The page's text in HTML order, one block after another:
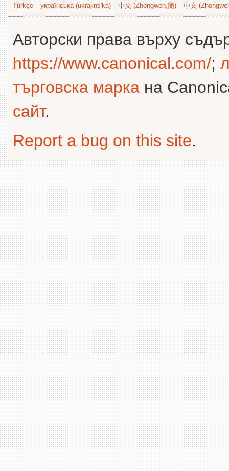
Türkçe
українська (ukrajins'ka) 中文 (Zhongwen,简) 中文
Авторски права върху
https://www.canonical.com/;
търговска марка на
сайт.
Report a bug on this site.